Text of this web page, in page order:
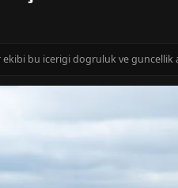
ekibi bu icerigi dogruluk ve